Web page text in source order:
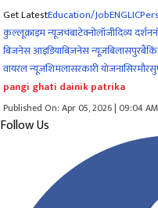
Get LatestEducation/JobENGLIC
कुल्लूक्राइम न्यूजचंबाटेक्नोलॉजीदिव्य दर्शन
बिजनेस आइडियाबिज़नेस न्यूज़बिलासपुर
वायरल न्यूज़शिमलासरकारी योजनासिरमौर
pangi ghati dainik patrika
Published On: Apr 05, 2026 | 09:04 AM
Follow Us